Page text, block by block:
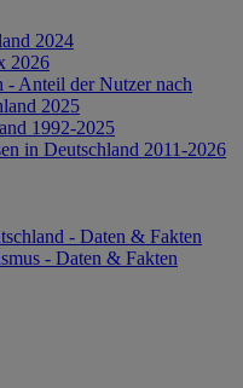
2024
2026
- Anteil der Nutzer nach
2025
1992-2025
in Deutschland 2011-2026
- Daten & Fakten
- Daten & Fakten